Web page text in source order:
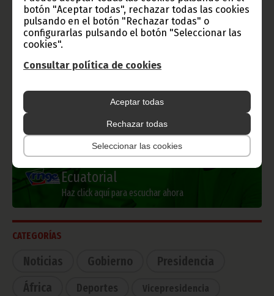
botón "Aceptar todas", rechazar todas las cookies
pulsando en el botón "Rechazar todas" o
configurarlas pulsando el botón "Seleccionar las
cookies".
Consultar política de cookies
Aceptar todas
Rechazar todas
Seleccionar las cookies
Información de Guinea Ecuatorial
Radio Nacional de Guinea
Ecuatorial
Haz click aquí para escuchar ahora
CATEGORÍAS
Noticias Gobierno
Presidencia
África
Deportes Vicepresidencia